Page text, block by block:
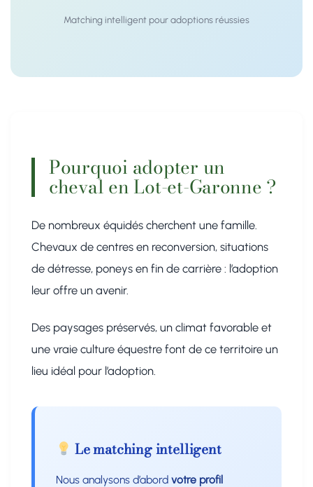
Matching intelligent pour adoptions réussies
Pourquoi adopter un
cheval en Lot-et-Garonne ?
De nombreux équidés cherchent une famille.
Chevaux de centres en reconversion, situations
de détresse, poneys en fin de carrière : l’adoption
leur offre un avenir.
Des paysages préservés, un climat favorable et
une vraie culture équestre font de ce territoire un
lieu idéal pour l’adoption.
Le matching intelligent
Nous analysons d’abord votre profil